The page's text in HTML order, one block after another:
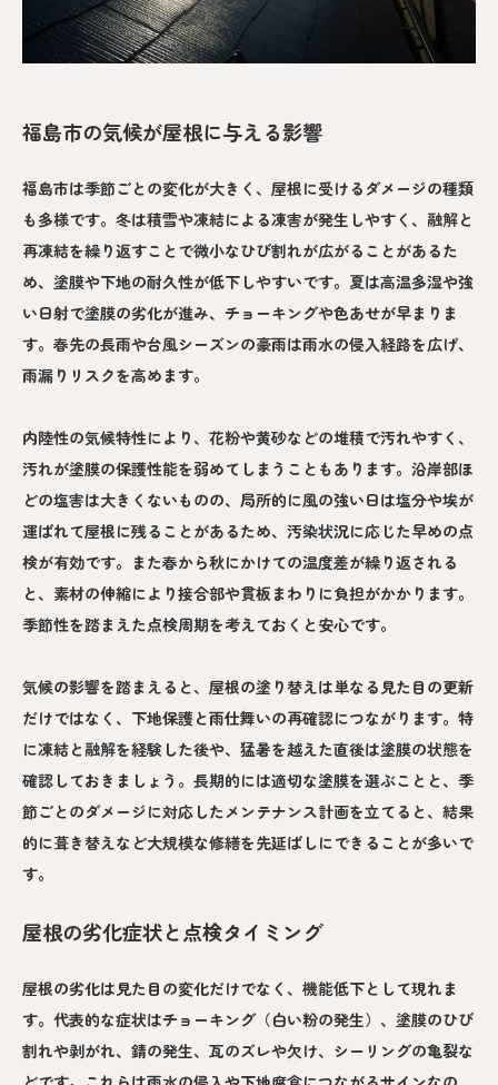
福島市の気候が屋根に与える影響
福島市は季節ごとの変化が大きく、屋根に受けるダメージの種類
も多様です。冬は積雪や凍結による凍害が発生しやすく、融解と
再凍結を繰り返すことで微小なひび割れが広がることがあるた
め、塗膜や下地の耐久性が低下しやすいです。夏は高温多湿や強
い日射で塗膜の劣化が進み、チョーキングや色あせが早まりま
す。春先の長雨や台風シーズンの豪雨は雨水の侵入経路を広げ、
雨漏りリスクを高めます。
内陸性の気候特性により、花粉や黄砂などの堆積で汚れやすく、
汚れが塗膜の保護性能を弱めてしまうこともあります。沿岸部ほ
どの塩害は大きくないものの、局所的に風の強い日は塩分や埃が
運ばれて屋根に残ることがあるため、汚染状況に応じた早めの点
検が有効です。また春から秋にかけての温度差が繰り返される
と、素材の伸縮により接合部や貫板まわりに負担がかかります。
季節性を踏まえた点検周期を考えておくと安心です。
気候の影響を踏まえると、屋根の塗り替えは単なる見た目の更新
だけではなく、下地保護と雨仕舞いの再確認につながります。特
に凍結と融解を経験した後や、猛暑を越えた直後は塗膜の状態を
確認しておきましょう。長期的には適切な塗膜を選ぶことと、季
節ごとのダメージに対応したメンテナンス計画を立てると、結果
的に葺き替えなど大規模な修繕を先延ばしにできることが多いで
す。
屋根の劣化症状と点検タイミング
屋根の劣化は見た目の変化だけでなく、機能低下として現れま
す。代表的な症状はチョーキング（白い粉の発生）、塗膜のひび
割れや剥がれ、錆の発生、瓦のズレや欠け、シーリングの亀裂な